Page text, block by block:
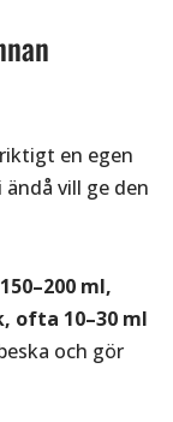
en egen
vill ge den
ml,
ofta 10–30 ml
och gör